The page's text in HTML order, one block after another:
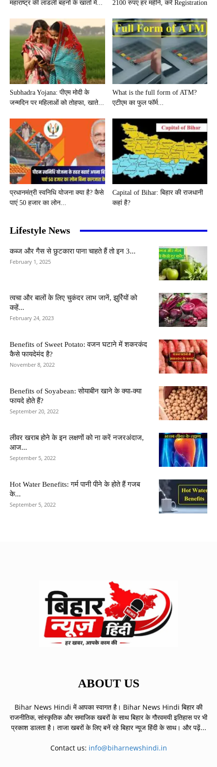
महाराष्ट्र की लाडली बहनों के खातों में...
2100 रुपए हर महीने, करें Registration
Subhadra Yojana: पीएम मोदी के
जन्मदिन पर महिलाओं को तोहफा, खाते...
What is the full form of ATM?
एटीएम का फुल फॉर्म...
प्रधानमंत्री स्वनिधि योजना क्या है? कैसे
पाएं 50 हजार का लोन...
Capital of Bihar: बिहार की राजधानी
कहां है?
Lifestyle News
कब्ज और गैस से छुटकारा पाना चाहते हैं तो इन 3...
February 1, 2025
त्वचा और बालों के लिए चुकंदर लाभ जानें, झुर्रियों को
कहें...
February 24, 2023
Benefits of Sweet Potato: वजन घटाने में शकरकंद
कैसे फायदेमंद है?
November 8, 2022
Benefits of Soyabean: सोयाबीन खाने के क्या-क्या
फायदे होते हैं?
September 20, 2022
लीवर खराब होने के इन लक्षणों को ना करें नजरअंदाज,
आज...
September 5, 2022
Hot Water Benefits: गर्म पानी पीने के होते हैं गजब
के...
September 5, 2022
ABOUT US
Bihar News Hindi में आपका स्वागत है। Bihar News Hindi बिहार की
राजनीतिक, सांस्कृतिक और समाजिक खबरों के साथ बिहार के गौरवमयी इतिहास पर भी
प्रकाश डालता है। ताजा खबरों के लिए बनें रहे बिहार न्यूज हिंदी के साथ। और पढ़ें...
Contact us: info@biharnewshindi.in